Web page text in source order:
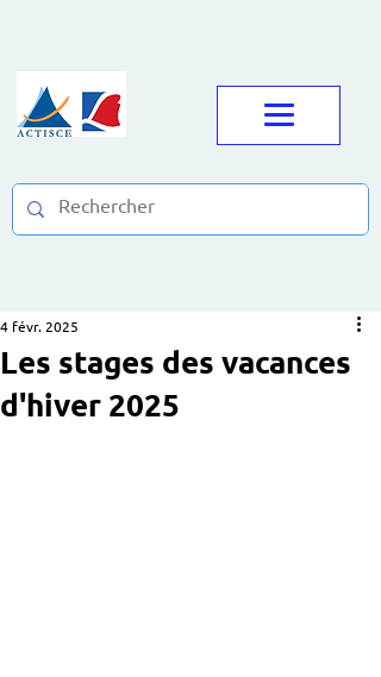
Les stages des vacances
d'hiver 2025
4 févr. 2025